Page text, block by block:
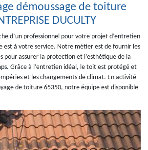
démoussage de toiture
DUCULTY
d’un professionnel pour votre projet d’entretien
est à votre service. Notre métier est de fournir les
pour assurer la protection et l’esthétique de la
Grâce à l’entretien idéal, le toit est protégé et
et les changements de climat. En activité
de toiture 65350, notre équipe est disponible